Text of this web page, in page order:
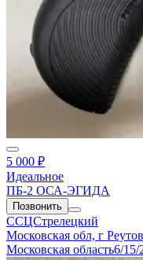
5 000 ₽
Идеальное
ПБ-2 ОСА-ЭГИДА
Позвонить
ССЦСтрелецкий
Московская обл, г
Московская область6/15/